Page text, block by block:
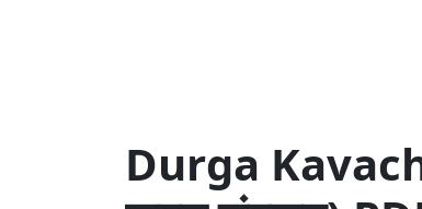
Durga